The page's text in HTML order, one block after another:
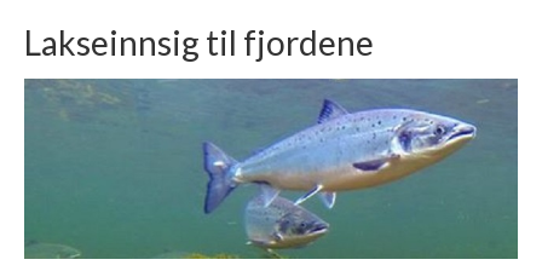
Lakseinnsig til fjordene